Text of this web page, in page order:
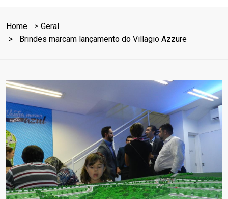
Home
Geral
Brindes marcam lançamento do Villagio Azzure